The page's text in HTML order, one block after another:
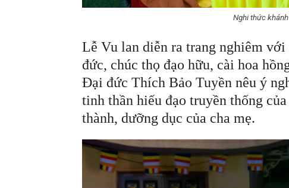
Nghi thức
Lễ Vu lan diễn ra trang nghiêm
đức, chúc thọ đạo hữu, cài hoa
Đại đức Thích Bảo Tuyền nêu ý
tinh thần hiếu đạo truyền thống
thành, dưỡng dục của cha mẹ.